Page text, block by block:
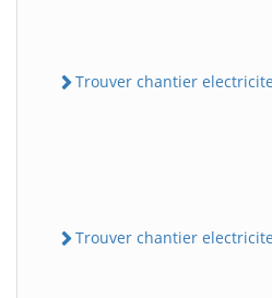
Trouver chantier electricite
Trouver chantier electricite